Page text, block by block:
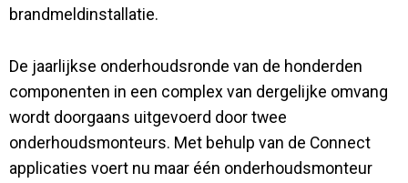
brandmeldinstallatie.
De jaarlijkse onderhoudsronde van de honderden
componenten in een complex van dergelijke omvang
wordt doorgaans uitgevoerd door twee
onderhoudsmonteurs. Met behulp van de Connect
applicaties voert nu maar één onderhoudsmonteur